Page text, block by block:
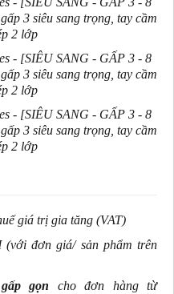
giá trị gia tăng (VAT)
(với đơn giá/ sản phẩm trên
gọn cho đơn hàng từ